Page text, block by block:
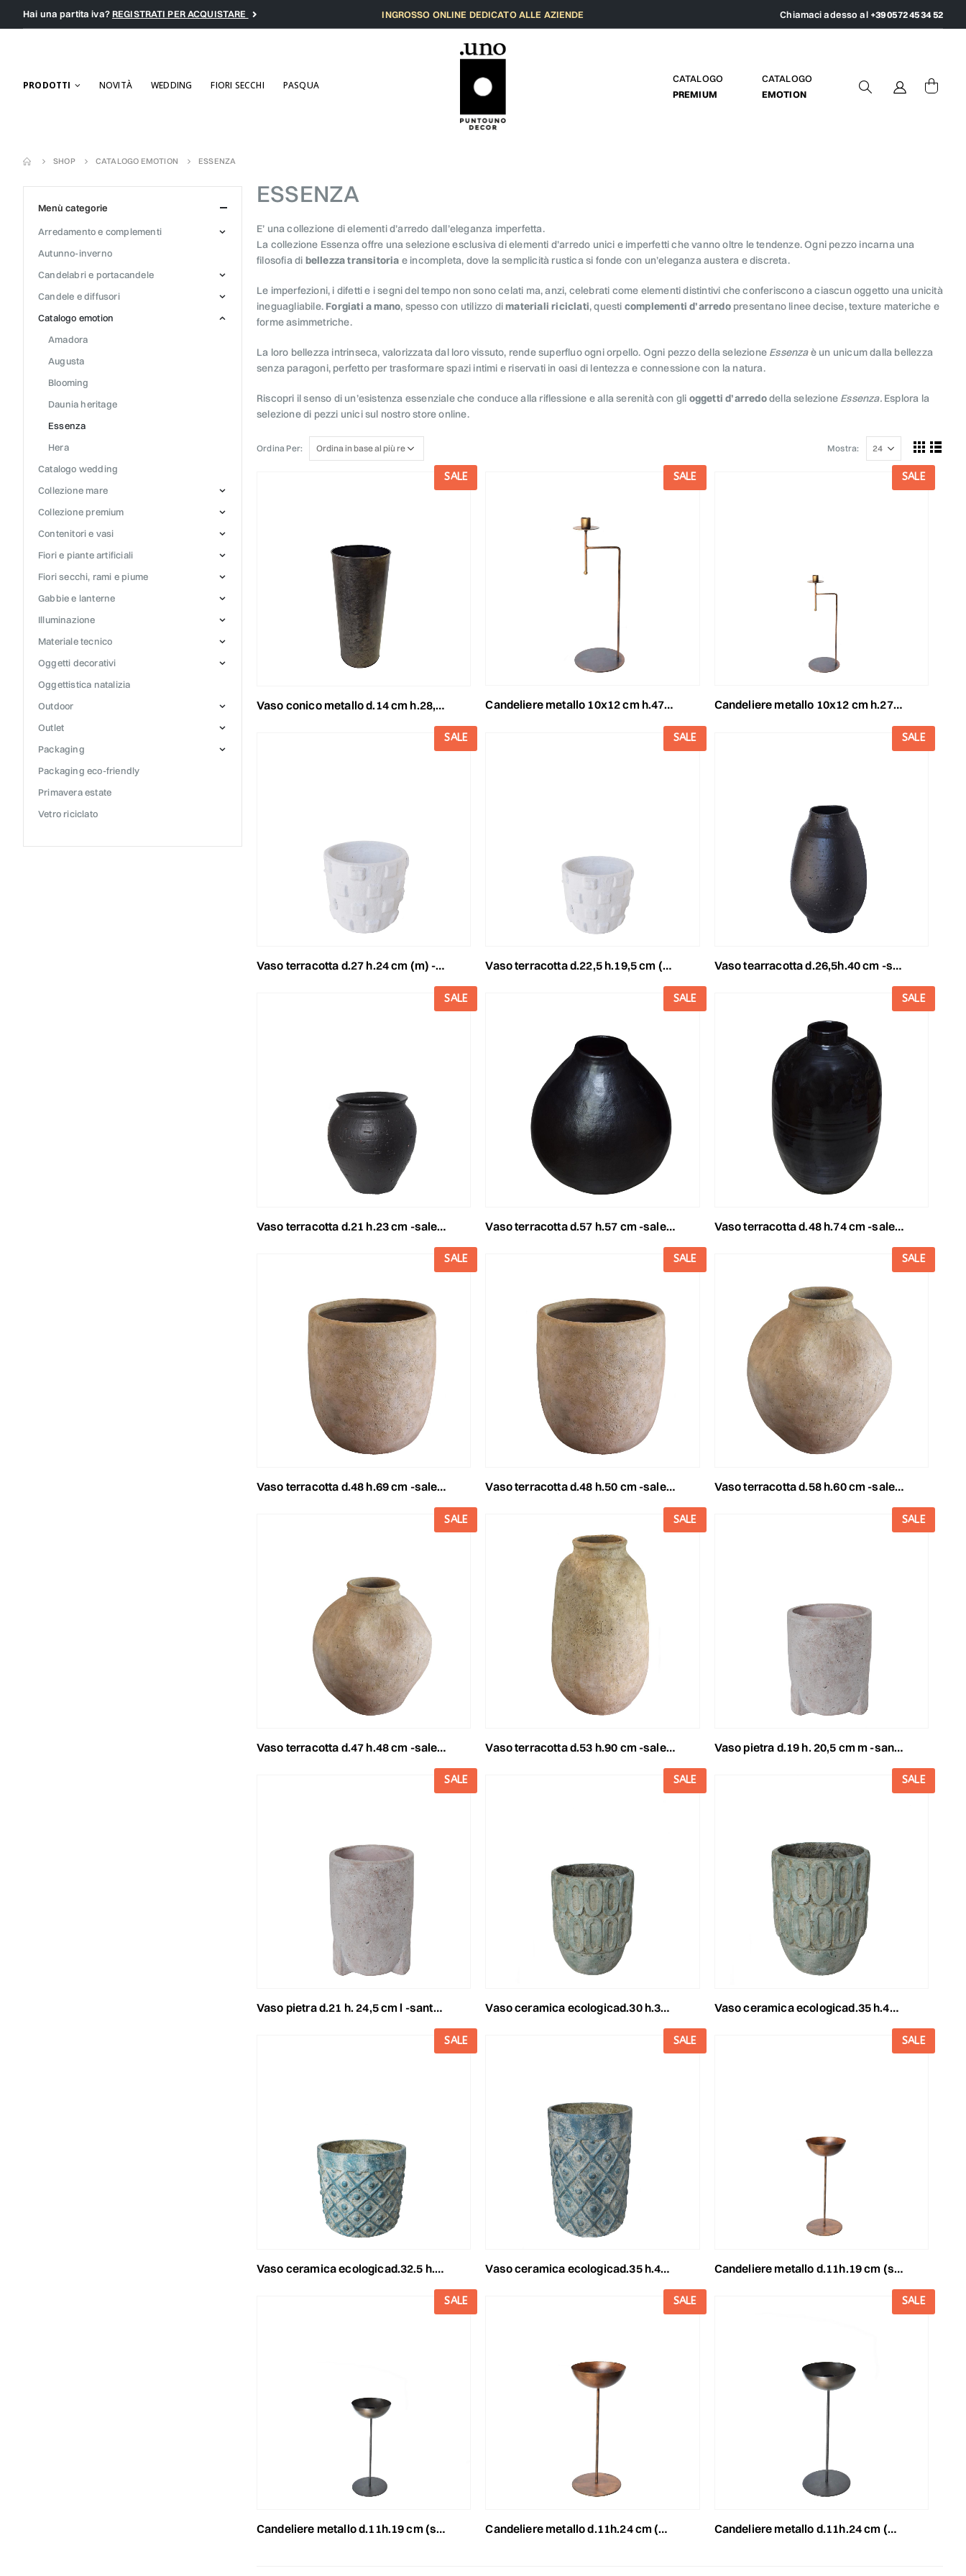
Hai una partita iva?REGISTRATI PER ACQUISTARE INGROSSO ONLINE DEDICATO ALLE AZIENDE Chiamaci adesso al +39 0572 45 34 52
PRODOTTI NOVITÀ WEDDING FIORI SECCHI PASQUA
CATALOGO
PREMIUM
CATALOGO
EMOTION
SHOP CATALOGO EMOTION ESSENZA
ESSENZA
E’ una collezione di elementi d’arredo dall’eleganza imperfetta.
La collezione Essenza offre una selezione esclusiva di elementi d’arredo unici e imperfetti che vanno oltre le tendenze. Ogni pezzo incarna una
filosofia di bellezza transitoria e incompleta, dove la semplicità rustica si fonde con un’eleganza austera e discreta.
Le imperfezioni, i difetti e i segni del tempo non sono celati ma, anzi, celebrati come elementi distintivi che conferiscono a ciascun oggetto una unicità
ineguagliabile. Forgiati a mano, spesso con utilizzo dimateriali riciclati, questi complementi d’arredopresentano linee decise, texture materiche e
forme asimmetriche.
La loro bellezza intrinseca, valorizzata dal loro vissuto, rende superfluo ogni orpello. Ogni pezzo della selezione Essenzaè un unicum dalla bellezza
senza paragoni, perfetto per trasformare spazi intimi e riservati in oasi di lentezza e connessione con la natura.
Riscopri il senso di un’esistenza essenziale che conduce alla riflessione e alla serenità con gli oggetti d’arredodella selezione Essenza.Esplora la
selezione di pezzi unici sul nostro store online.
Ordina Per: Mostra:
SALE
vaso conico metallo d.14 cm h.28,5 cm metal vintage
SALE
candeliere metallo 10x12 cm h.47 cm (l) -india- oro
SALE
candeliere metallo 10x12 cm h.27 cm (s) -india- oro
SALE
vaso terracotta d.27 h.24 cm (m) -salento- bianco
SALE
vaso terracotta d.22,5 h.19,5 cm (s) -salento- bianco
SALE
vaso tearracotta d.26,5h.40 cm -salento- nero opaco
SALE
vaso terracotta d.21 h.23 cm -salento- nero opaco
SALE
vaso terracotta d.57 h.57 cm -salento- nero lucido
SALE
vaso terracotta d.48 h.74 cm -salento- nero lucido
SALE
vaso terracotta d.48 h.69 cm -salento- tortora
SALE
vaso terracotta d.48 h.50 cm -salento- tortora
SALE
vaso terracotta d.58 h.60 cm -salento- tortora
SALE
vaso terracotta d.47 h.48 cm -salento- tortora
SALE
vaso terracotta d.53 h.90 cm -salento- tortora
SALE
vaso pietra d.19 h. 20,5 cm m -santorini- bianco
SALE
vaso pietra d.21 h. 24,5 cm l -santorini- bianco
SALE
vaso ceramica ecologicad.30 h.36 cm m -santorini- verde chiaro
SALE
vaso ceramica ecologicad.35 h.42.5 cm l-santorini- verde chiaro
SALE
vaso ceramica ecologicad.32.5 h.28 cm m-santorini- azzurro polv
SALE
vaso ceramica ecologicad.35 h.48,5 cm -santorini- azzurro polv
SALE
candeliere metallo d.11h.19 cm (s)-india- oro
SALE
candeliere metallo d.11h.19 cm (s)-india- nero
SALE
candeliere metallo d.11h.24 cm (m)-india- oro
SALE
candeliere metallo d.11h.24 cm (m)-india- nero
menù categorie
arredamento e complementi
autunno-inverno
candelabri e portacandele
candele e diffusori
catalogo emotion
amadora
augusta
blooming
daunia heritage
essenza
hera
catalogo wedding
collezione mare
collezione premium
contenitori e vasi
fiori e piante artificiali
fiori secchi, rami e piume
gabbie e lanterne
illuminazione
materiale tecnico
oggetti decorativi
oggettistica natalizia
outdoor
outlet
packaging
packaging eco-friendly
primavera estate
vetro riciclato